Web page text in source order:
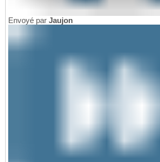
Envoyé par Jaujon